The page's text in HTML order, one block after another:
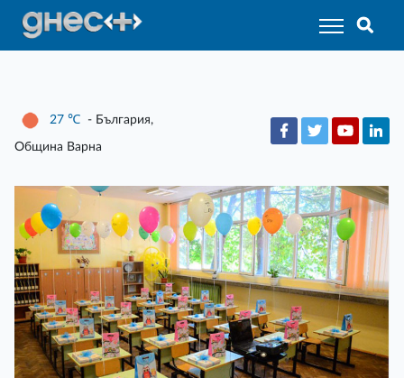
27 ℃ - България,
Община Варна